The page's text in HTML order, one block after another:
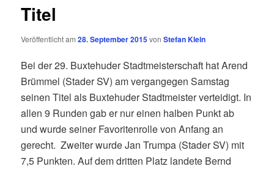
Titel
Veröffentlicht am28. September 2015vonStefan Klein
Bei der 29. Buxtehuder Stadtmeisterschaft hat Arend
Brümmel (Stader SV) am vergangegen Samstag
seinen Titel als Buxtehuder Stadtmeister verteidigt. In
allen 9 Runden gab er nur einen halben Punkt ab
und wurde seiner Favoritenrolle von Anfang an
gerecht. Zweiter wurde Jan Trumpa (Stader SV) mit
7,5 Punkten. Auf dem dritten Platz landete Bernd